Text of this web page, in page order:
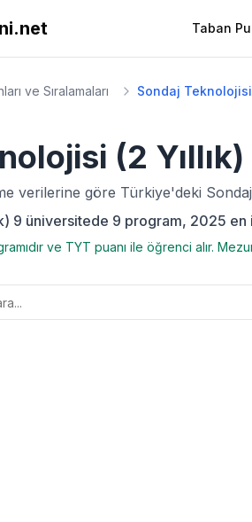
Taban
ve Sıralamaları Sondaj Teknolojisi
(2 Yıllık)
verilerine göre Türkiye'deki
9 üniversitede 9 program, 2025 en
ve TYT puanı ile öğrenci alır.